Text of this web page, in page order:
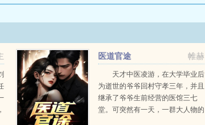
帷赫
医道官途
天才中医凌游，在大学毕业后
为逝世的爷爷回村守孝三年，并且
继承了爷爷生前经营的医馆三七
堂。可突然有一天，一群大人物的